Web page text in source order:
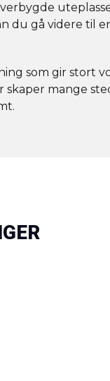
du gå videre til
som gir stort
mange